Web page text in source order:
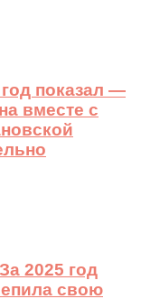
показал —
вместе с
2025 год
свою